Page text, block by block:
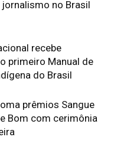
no Brasil
recebe
primeiro Manual de
do Brasil
prêmios Sangue
Bom com cerimônia